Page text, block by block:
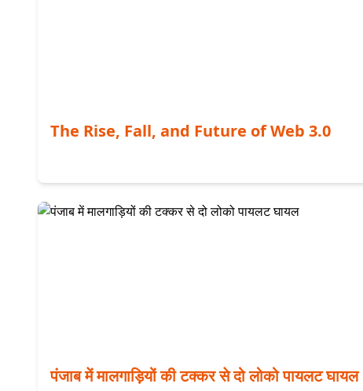
The Rise, Fall, and Future of Web 3.0
पंजाब में मालगाड़ियों की टक्कर से दो लोको पायलट घायल